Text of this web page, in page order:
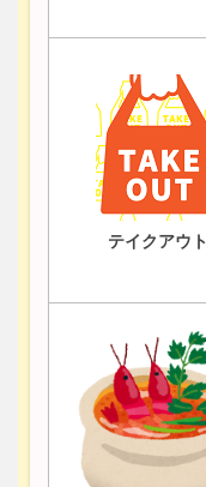
テイクアウト